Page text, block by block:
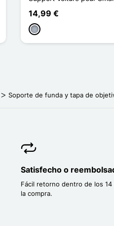
14,99 €
Gris
Soporte de funda y tapa de
Satisfecho o
Fácil retorno dentro de los
la compra.